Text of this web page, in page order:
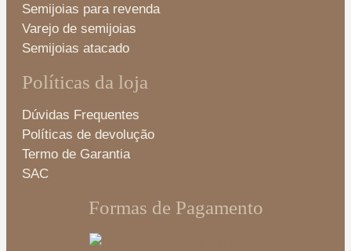
Semijoias para revenda
Varejo de semijoias
Semijoias atacado
Políticas da loja
Dúvidas Frequentes
Políticas de devolução
Termo de Garantia
SAC
Formas de Pagamento